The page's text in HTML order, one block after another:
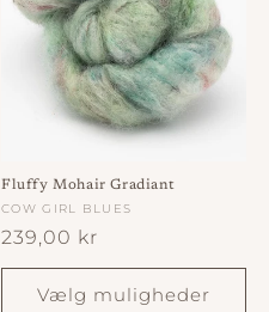
Fluffy Mohair Gradiant
Forhandler:
COW GIRL BLUES
Normalpris
239,00 kr
Vælg muligheder